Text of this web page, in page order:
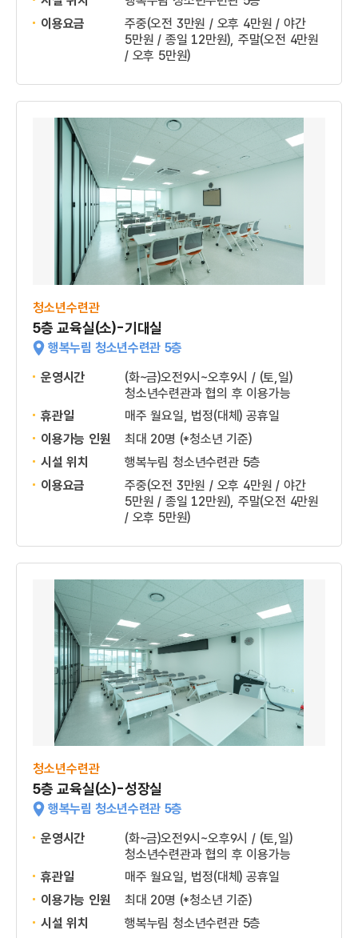
이용요금
주중(오전 3만원 / 오후 4만원 / 야간
5만원 / 종일 12만원), 주말(오전 4만원
/ 오후 5만원)
청소년수련관
5층 교육실(소)-기대실
행복누림 청소년수련관 5층
운영시간
(화~금)오전9시~오후9시 / (토,일)
청소년수련관과 협의 후 이용가능
휴관일
매주 월요일, 법정(대체) 공휴일
이용가능 인원
최대 20명 (*청소년 기준)
시설 위치
행복누림 청소년수련관 5층
이용요금
주중(오전 3만원 / 오후 4만원 / 야간
5만원 / 종일 12만원), 주말(오전 4만원
/ 오후 5만원)
청소년수련관
5층 교육실(소)-성장실
행복누림 청소년수련관 5층
운영시간
(화~금)오전9시~오후9시 / (토,일)
청소년수련관과 협의 후 이용가능
휴관일
매주 월요일, 법정(대체) 공휴일
이용가능 인원
최대 20명 (*청소년 기준)
시설 위치
행복누림 청소년수련관 5층